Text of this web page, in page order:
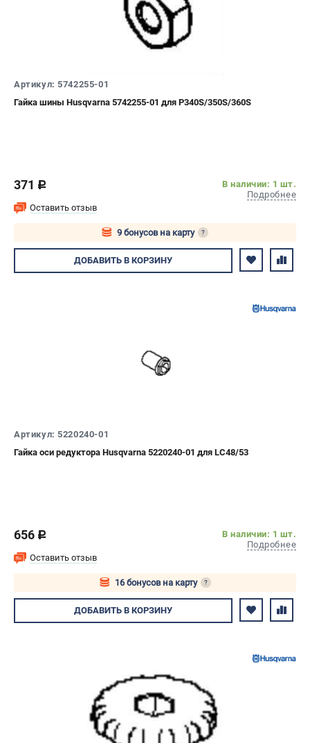
Артикул: 5742255-01
Гайка шины Husqvarna 5742255-01 для P340S/350S/360S
371 c
В наличии: 1 шт.
Подробнее
Оставить отзыв
9 бонусов на карту ?
Авторизуйтесь
ДОБАВИТЬ В КОРЗИНУ
Артикул: 5220240-01
Гайка оси редуктора Husqvarna 5220240-01 для LC48/53
656 c
В наличии: 1 шт.
Подробнее
Оставить отзыв
16 бонусов на карту ?
Авторизуйтесь
ДОБАВИТЬ В КОРЗИНУ